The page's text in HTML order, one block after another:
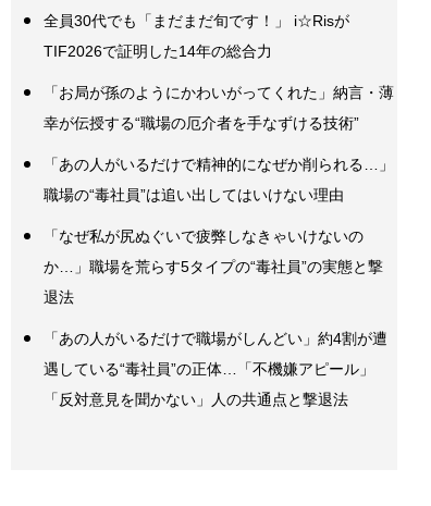
全員30代でも「まだまだ旬です！」 i☆Risが
TIF2026で証明した14年の総合力
「お局が孫のようにかわいがってくれた」納言・薄
幸が伝授する“職場の厄介者を手なずける技術”
「あの人がいるだけで精神的になぜか削られる…」
職場の“毒社員”は追い出してはいけない理由
「なぜ私が尻ぬぐいで疲弊しなきゃいけないの
か…」職場を荒らす5タイプの“毒社員”の実態と撃
退法
「あの人がいるだけで職場がしんどい」約4割が遭
遇している“毒社員”の正体…「不機嫌アピール」
「反対意見を聞かない」人の共通点と撃退法